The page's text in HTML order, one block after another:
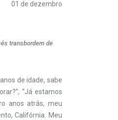
01 de dezembro
transbordem de
de idade, sabe
“Já estamos
anos atrás, meu
Califórnia. Meu